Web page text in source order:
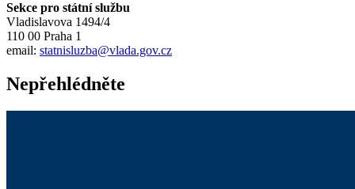
Sekce pro státní službu
Vladislavova 1494/4
110 00 Praha 1
email: statnisluzba@vlada.gov.cz
Nepřehlédněte